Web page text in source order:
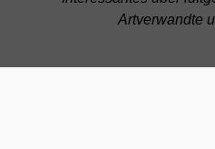
Artverwandte